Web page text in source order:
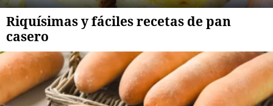
Riquísimas y fáciles recetas de pan
casero